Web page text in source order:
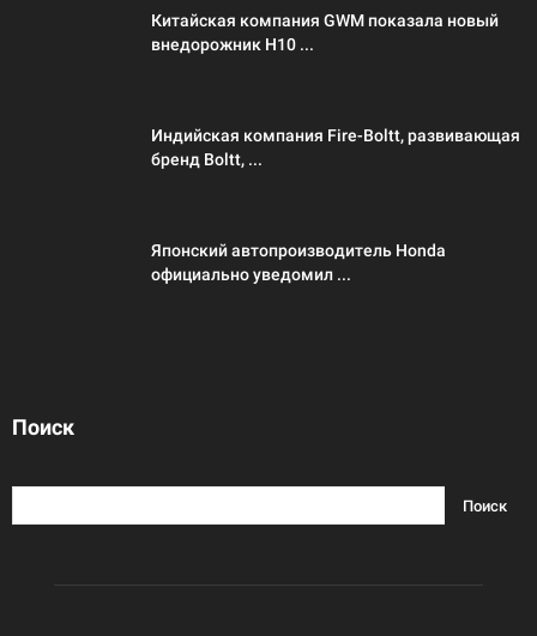
Китайская компания GWM показала новый
внедорожник H10 ...
Индийская компания Fire-Boltt, развивающая
бренд Boltt, ...
Японский автопроизводитель Honda
официально уведомил ...
Поиск